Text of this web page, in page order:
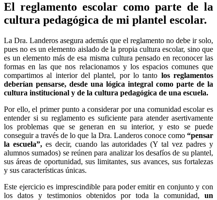
El reglamento escolar como parte de la
cultura pedagógica de mi plantel escolar.
La Dra. Landeros asegura además que el reglamento no debe ir solo,
pues no es un elemento aislado de la propia cultura escolar, sino que
es un elemento más de esa misma cultura pensado en reconocer las
formas en las que nos relacionamos y los espacios comunes que
compartimos al interior del plantel, por lo tanto los reglamentos
deberían pensarse, desde una lógica integral como parte de la
cultura institucional y de la cultura pedagógica de una escuela.
Por ello, el primer punto a considerar por una comunidad escolar es
entender si su reglamento es suficiente para atender asertivamente
los problemas que se generan en su interior, y esto se puede
conseguir a través de lo que la Dra. Landeros conoce como “pensar
la escuela”,es decir, cuando las autoridades (Y tal vez padres y
alumnos sumados) se reúnen para analizar los desafíos de su plantel,
sus áreas de oportunidad, sus limitantes, sus avances, sus fortalezas
y sus características únicas.
Este ejercicio es imprescindible para poder emitir en conjunto y con
los datos y testimonios obtenidos por toda la comunidad, un